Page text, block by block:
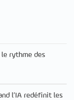
le rythme des
l’IA redéfinit les